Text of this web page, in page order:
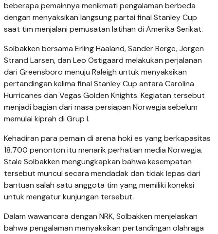
beberapa pemainnya menikmati pengalaman berbeda
dengan menyaksikan langsung partai final Stanley Cup
saat tim menjalani pemusatan latihan di Amerika Serikat.
Solbakken bersama Erling Haaland, Sander Berge, Jorgen
Strand Larsen, dan Leo Ostigaard melakukan perjalanan
dari Greensboro menuju Raleigh untuk menyaksikan
pertandingan kelima final Stanley Cup antara Carolina
Hurricanes dan Vegas Golden Knights. Kegiatan tersebut
menjadi bagian dari masa persiapan Norwegia sebelum
memulai kiprah di Grup I.
Kehadiran para pemain di arena hoki es yang berkapasitas
18.700 penonton itu menarik perhatian media Norwegia.
Stale Solbakken mengungkapkan bahwa kesempatan
tersebut muncul secara mendadak dan tidak lepas dari
bantuan salah satu anggota tim yang memiliki koneksi
untuk mengatur kunjungan tersebut.
Dalam wawancara dengan NRK, Solbakken menjelaskan
bahwa pengalaman menyaksikan pertandingan olahraga